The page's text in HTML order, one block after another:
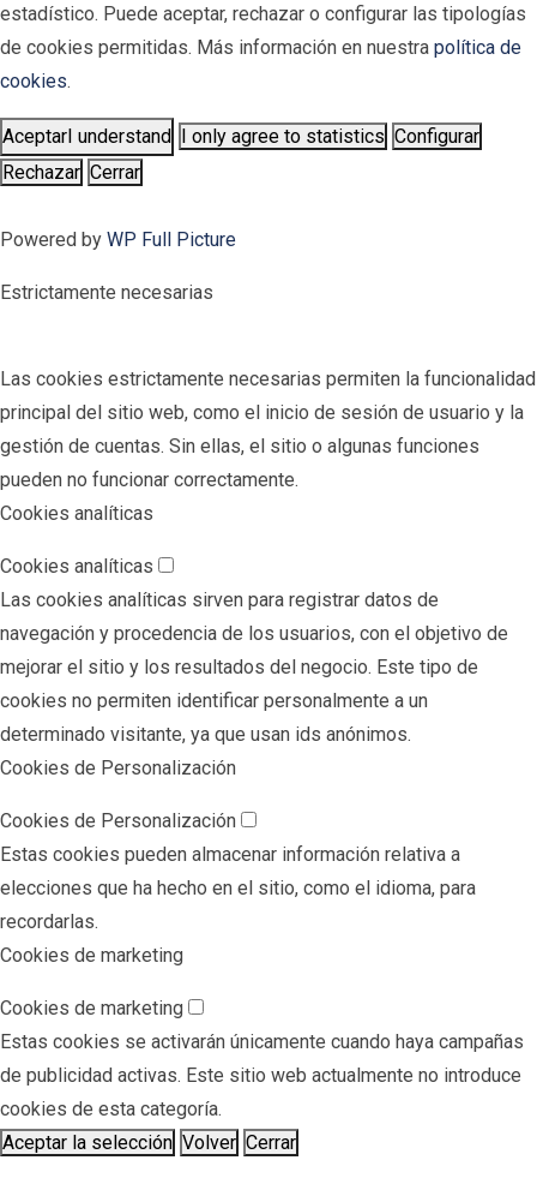
estadístico. Puede aceptar, rechazar o configurar las tipologías
de cookies permitidas. Más información en nuestra política de
cookies.
AceptarI understand I only agree to statistics Configurar
Rechazar Cerrar
Powered by WP Full Picture
Estrictamente necesarias
Las cookies estrictamente necesarias permiten la funcionalidad
principal del sitio web, como el inicio de sesión de usuario y la
gestión de cuentas. Sin ellas, el sitio o algunas funciones
pueden no funcionar correctamente.
Cookies analíticas
Cookies analíticas
Las cookies analíticas sirven para registrar datos de
navegación y procedencia de los usuarios, con el objetivo de
mejorar el sitio y los resultados del negocio. Este tipo de
cookies no permiten identificar personalmente a un
determinado visitante, ya que usan ids anónimos.
Cookies de Personalización
Cookies de Personalización
Estas cookies pueden almacenar información relativa a
elecciones que ha hecho en el sitio, como el idioma, para
recordarlas.
Cookies de marketing
Cookies de marketing
Estas cookies se activarán únicamente cuando haya campañas
de publicidad activas. Este sitio web actualmente no introduce
cookies de esta categoría.
Aceptar la selección Volver Cerrar